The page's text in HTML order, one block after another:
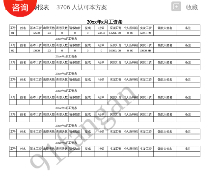
人力资源报表 3706 人认可本方案 收藏